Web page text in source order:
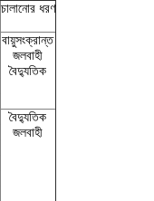
চালানোর ধরণ
বায়ুসংক্রান্ত
জলবাহী
বৈদ্যুতিক
বৈদ্যুতিক
জলবাহী